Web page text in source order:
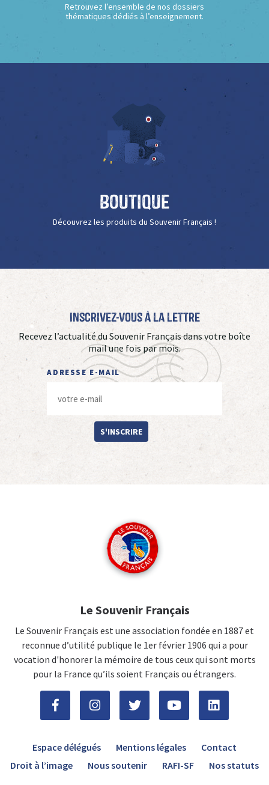
Retrouvez l’ensemble de nos dossiers
thématiques dédiés à l’enseignement.
Boutique
Découvrez les produits du Souvenir Français !
Inscrivez-vous à La Lettre
Recevez l’actualité du Souvenir Français dans votre boîte
mail une fois par mois.
ADRESSE E-MAIL
S'INSCRIRE
Le Souvenir Français
Le Souvenir Français est une association fondée en 1887 et
reconnue d’utilité publique le 1er février 1906 qui a pour
vocation d'honorer la mémoire de tous ceux qui sont morts
pour la France qu’ils soient Français ou étrangers.
Espace délégués Mentions légales
Contact
Droit à l’image
Nous soutenir RAFI-SF Nos statuts